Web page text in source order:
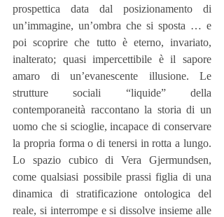
prospettica data dal posizionamento di
un’immagine, un’ombra che si sposta … e
poi scoprire che tutto è eterno, invariato,
inalterato; quasi impercettibile è il sapore
amaro di un’evanescente illusione. Le
strutture sociali “liquide” della
contemporaneità raccontano la storia di un
uomo che si scioglie, incapace di conservare
la propria forma o di tenersi in rotta a lungo.
Lo spazio cubico di Vera Gjermundsen,
come qualsiasi possibile prassi figlia di una
dinamica di stratificazione ontologica del
reale, si interrompe e si dissolve insieme alle